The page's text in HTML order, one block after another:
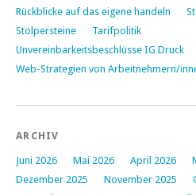
Rückblicke auf das eigene handeln
Stolpersteine
Tarifpolitik
Unvereinbarkeitsbeschlüsse IG Druck
Web-Strategien von Arbeitnehmern/
ARCHIV
Juni 2026 Mai 2026 April 2026
Dezember 2025
November 2025